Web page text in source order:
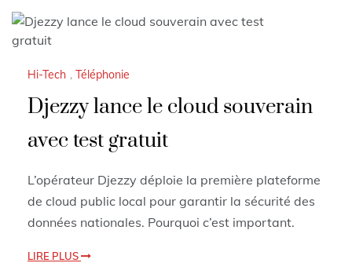
Hi-Tech , Téléphonie
Djezzy lance le cloud souverain
avec test gratuit
L’opérateur Djezzy déploie la première plateforme
de cloud public local pour garantir la sécurité des
données nationales. Pourquoi c’est important.
LIRE PLUS